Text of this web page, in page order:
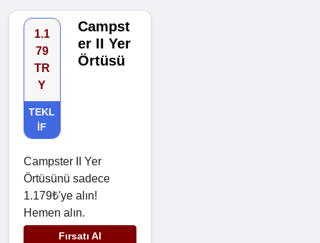
1.1
79
TR
Y
TEKL
IF
Campst
er II Yer
Örtüsü
Campster II Yer
Örtüsünü sadece
1.179₺'ye alın!
Hemen alın.
Fırsatı Al